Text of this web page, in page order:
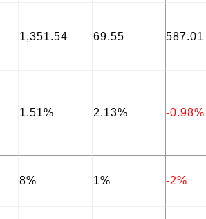
1,351.54 69.55 587.01
1.51% 2.13% -0.98%
8% 1% -2%